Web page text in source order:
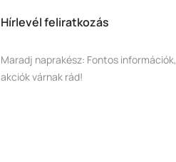
Hírlevél feliratkozás
Maradj naprakész: Fontos információk,
akciók várnak rád!